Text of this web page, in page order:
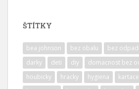
ŠTÍTKY
bea johnson bez obalu bez
darky
deti diy domacnost bez
houbicky
hracky hygiena